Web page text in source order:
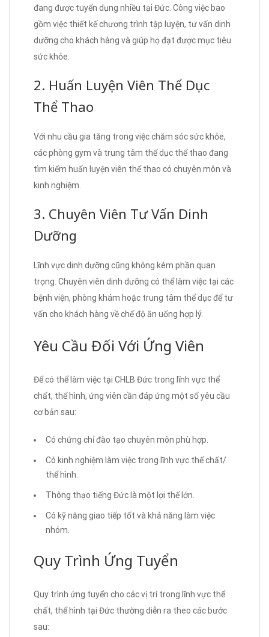
đang được tuyển dụng nhiều tại Đức. Công việc bao
gồm việc thiết kế chương trình tập luyện, tư vấn dinh
dưỡng cho khách hàng và giúp họ đạt được mục tiêu
sức khỏe.
2. Huấn Luyện Viên Thể Dục
Thể Thao
Với nhu cầu gia tăng trong việc chăm sóc sức khỏe,
các phòng gym và trung tâm thể dục thể thao đang
tìm kiếm huấn luyện viên thể thao có chuyên môn và
kinh nghiệm.
3. Chuyên Viên Tư Vấn Dinh
Dưỡng
Lĩnh vực dinh dưỡng cũng không kém phần quan
trọng. Chuyên viên dinh dưỡng có thể làm việc tại các
bệnh viện, phòng khám hoặc trung tâm thể dục để tư
vấn cho khách hàng về chế độ ăn uống hợp lý.
Yêu Cầu Đối Với Ứng Viên
Để có thể làm việc tại CHLB Đức trong lĩnh vực thể
chất, thể hình, ứng viên cần đáp ứng một số yêu cầu
cơ bản sau:
Có chứng chỉ đào tạo chuyên môn phù hợp.
Có kinh nghiệm làm việc trong lĩnh vực thể chất/
thể hình.
Thông thạo tiếng Đức là một lợi thế lớn.
Có kỹ năng giao tiếp tốt và khả năng làm việc
nhóm.
Quy Trình Ứng Tuyển
Quy trình ứng tuyển cho các vị trí trong lĩnh vực thể
chất, thể hình tại Đức thường diễn ra theo các bước
sau: